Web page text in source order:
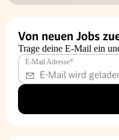
Von neuen Jobs
Trage deine E-Mail ein
E-Mail Adresse*